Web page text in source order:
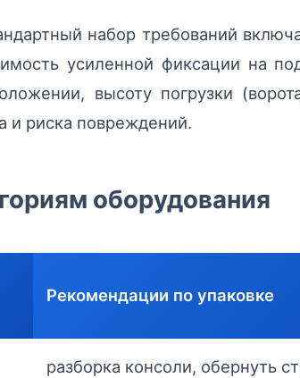
набор требований
усиленной фиксации на
высоту погрузки
и риска повреждений.
оборудования
Рекомендации по упаковке
разборка консоли, обернуть